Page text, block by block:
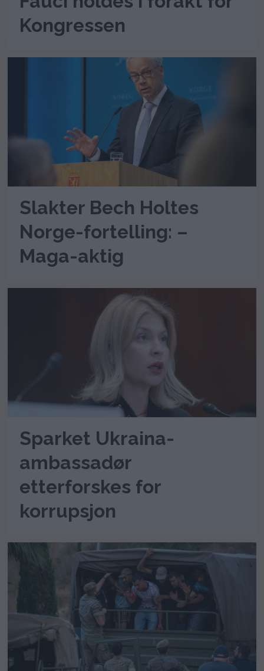
Kongressen
Slakter Bech Holtes
Norge-fortelling: –
Maga-aktig
Sparket Ukraina-
ambassadør
etterforskes for
korrupsjon